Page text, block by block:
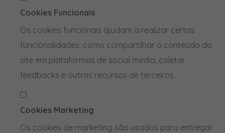
Cookies Funcionais
Os cookies funcionais ajudam a realizar certas
funcionalidades, como compartilhar o conteúdo do
site em plataformas de social media, coletar
feedbacks e outros recursos de terceiros.
Cookies Marketing
Os cookies de marketing são usados para entregar